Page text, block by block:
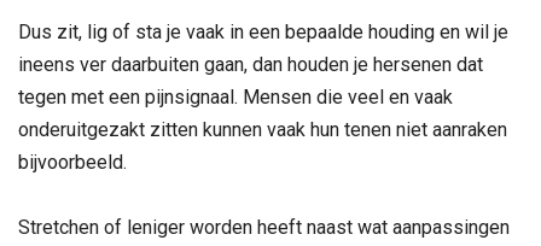
Dus zit, lig of sta je vaak in een bepaalde houding en wil je
ineens ver daarbuiten gaan, dan houden je hersenen dat
tegen met een pijnsignaal. Mensen die veel en vaak
onderuitgezakt zitten kunnen vaak hun tenen niet aanraken
bijvoorbeeld.
Stretchen of leniger worden heeft naast wat aanpassingen